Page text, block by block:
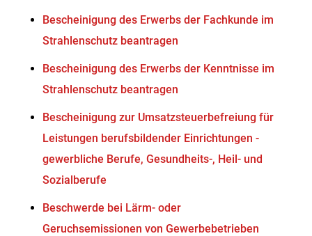
Bescheinigung des Erwerbs der Fachkunde im
Strahlenschutz beantragen
Bescheinigung des Erwerbs der Kenntnisse im
Strahlenschutz beantragen
Bescheinigung zur Umsatzsteuerbefreiung für
Leistungen berufsbildender Einrichtungen -
gewerbliche Berufe, Gesundheits-, Heil- und
Sozialberufe
Beschwerde bei Lärm- oder
Geruchsemissionen von Gewerbebetrieben